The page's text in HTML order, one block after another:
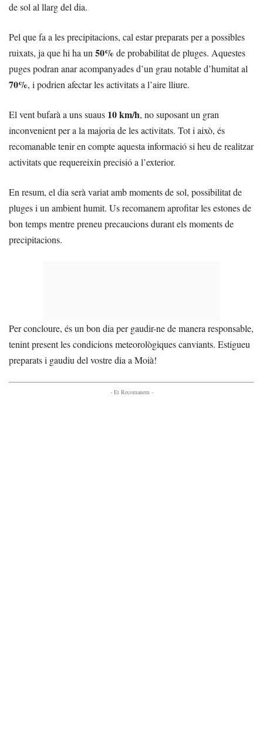
de sol al llarg del dia.
Pel que fa a les precipitacions, cal estar preparats per a possibles
ruixats, ja que hi ha un50% de probabilitat de pluges. Aquestes
puges podran anar acompanyades d’un grau notable d’humitat al
70%, i podrien afectar les activitats a l’aire lliure.
El vent bufarà a uns suaus 10 km/h, no suposant un gran
inconvenient per a la majoria de les activitats. Tot i això, és
recomanable tenir en compte aquesta informació si heu de realitzar
activitats que requereixin precisió a l’exterior.
En resum, el dia serà variat amb moments de sol, possibilitat de
pluges i un ambient humit. Us recomanem aprofitar les estones de
bon temps mentre preneu precaucions durant els moments de
precipitacions.
Per concloure, és un bon dia per gaudir-ne de manera responsable,
tenint present les condicions meteorològiques canviants. Estigueu
preparats i gaudiu del vostre dia a Moià!
- Et Recomanem -